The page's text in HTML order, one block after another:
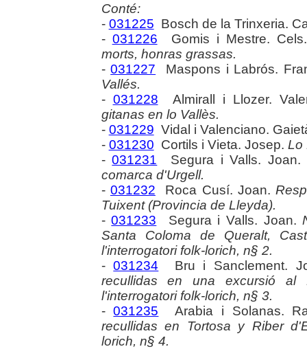
Conté:
- 031225 Bosch de la Trinxeria.
- 031226 Gomis i Mestre.
morts, honras grassas.
-031227 Maspons i Labrós.
Vallés.
- 031228 Almirall i Llozer.
gitanas en lo Vallès.
- 031229 Vidal i Valenciano.
- 031230 Cortils i Vieta. Josep. Lo
-031231 Segura i Valls. Joan.
comarca d'Urgell.
- 031232 Roca Cusí. Joan.
Tuixent (Provincia de Lleyda).
-031233 Segura i Valls. Joan.
Santa Coloma de Queralt,
l'interrogatori folk-lorich, n§ 2.
-031234 Bru i Sanclement.
recullidas en una excursió al
l'interrogatori folk-lorich, n§ 3.
-031235 Arabia i Solanas.
recullidas en Tortosa y Riber
lorich, n§ 4.